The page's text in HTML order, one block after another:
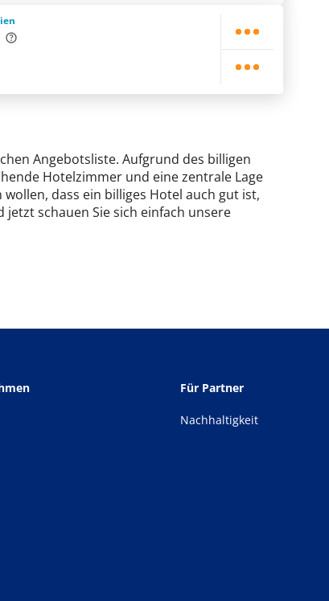
Angebotsliste. Aufgrund des billigen
Hotelzimmer und eine zentrale Lage
wollen, dass ein billiges Hotel auch gut ist,
schauen Sie sich einfach unsere
Für Partner
Nachhaltigkeit